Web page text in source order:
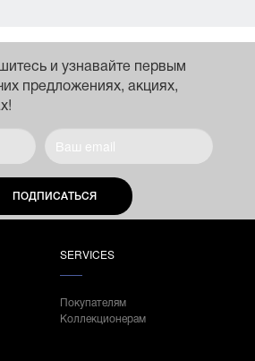
и узнавайте первым
предложениях, акциях,
ПОДПИСАТЬСЯ
SERVICES
Покупателям
Коллекционерам